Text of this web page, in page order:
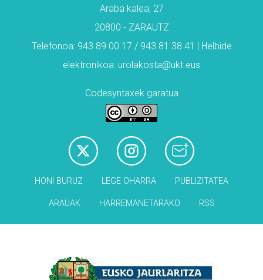
Araba kalea, 27
20800 - ZARAUTZ
Telefonoa: 943 89 00 17 / 943 81 38 41 | Helbide
elektronikoa: urolakosta@ukt.eus
Codesyntaxek garatua
HONI BURUZ LEGE OHARRA PUBLIZITATEA
ARAUAK HARREMANETARAKO RSS